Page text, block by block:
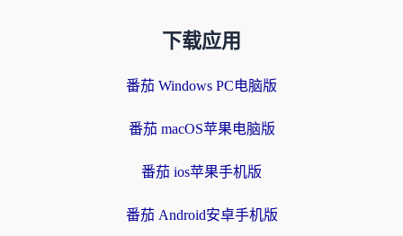
下载应用
番茄 Windows PC电脑版
番茄 macOS苹果电脑版
番茄 ios苹果手机版
番茄 Android安卓手机版